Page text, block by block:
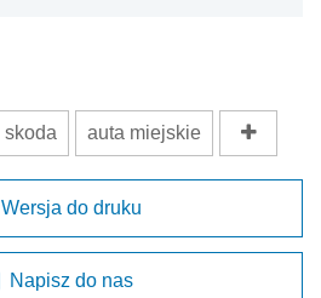
skoda auta miejskie
Wersja do druku
Napisz do nas